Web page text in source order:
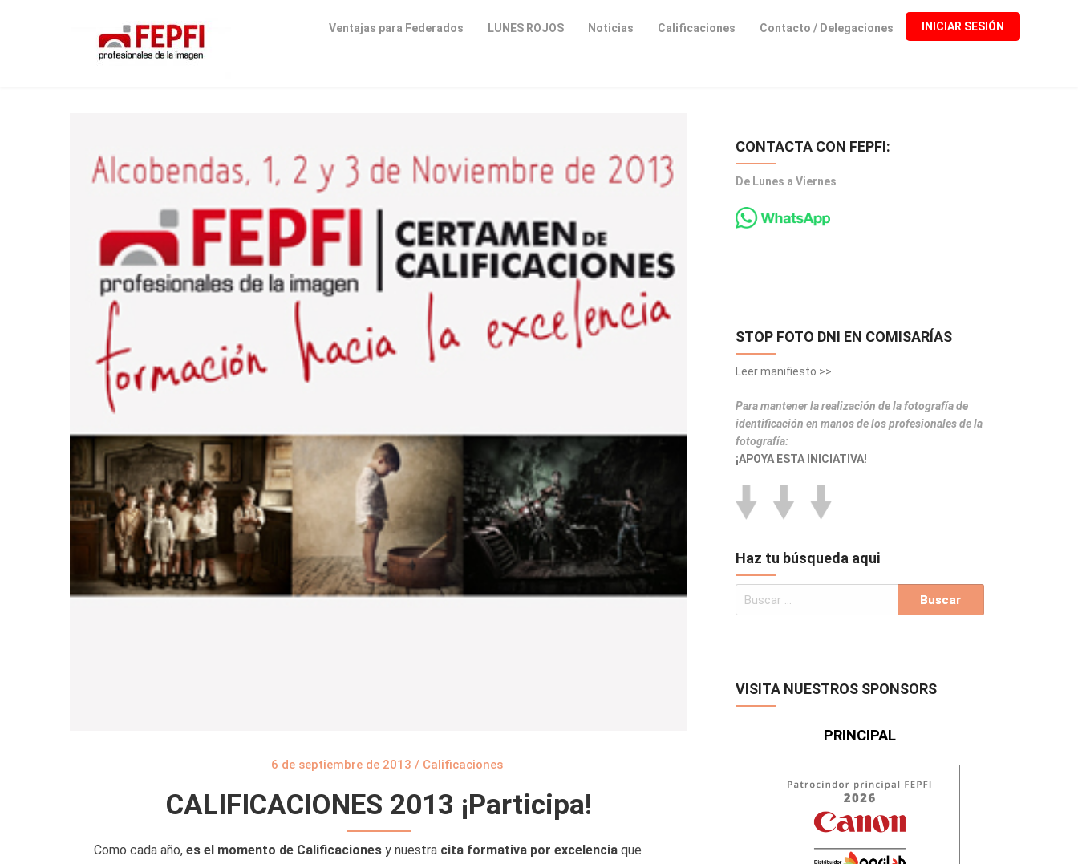
Ventajas para Federados LUNES ROJOS Noticias Calificaciones Contacto / Delegaciones INICIAR SESIÓN
6 de septiembre de 2013 / Calificaciones
CALIFICACIONES 2013 ¡Participa!
Como cada año, es el momento de Calificaciones y nuestra cita formativa por excelencia que
CONTACTA CON FEPFI:
De Lunes a Viernes
STOP FOTO DNI EN COMISARÍAS
Leer manifiesto >>
Para mantener la realización de la fotografía de
identificación en manos de los profesionales de la
fotografía:
¡APOYA ESTA INICIATIVA!
Haz tu búsqueda aqui
VISITA NUESTROS SPONSORS
PRINCIPAL